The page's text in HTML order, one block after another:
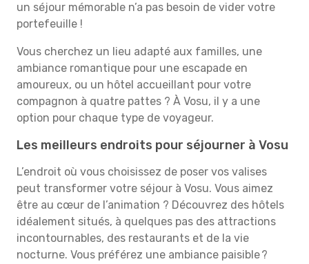
un séjour mémorable n’a pas besoin de vider votre
portefeuille !
Vous cherchez un lieu adapté aux familles, une
ambiance romantique pour une escapade en
amoureux, ou un hôtel accueillant pour votre
compagnon à quatre pattes ? À Vosu, il y a une
option pour chaque type de voyageur.
Les meilleurs endroits pour séjourner à Vosu
L’endroit où vous choisissez de poser vos valises
peut transformer votre séjour à Vosu. Vous aimez
être au cœur de l’animation ? Découvrez des hôtels
idéalement situés, à quelques pas des attractions
incontournables, des restaurants et de la vie
nocturne. Vous préférez une ambiance paisible ?